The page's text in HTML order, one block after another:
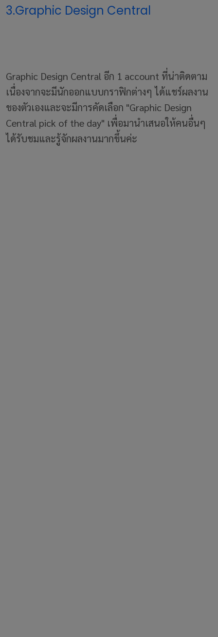
3.Graphic Design Central
Graphic Design Central อีก 1 account ที่น่าติดตาม
เนื่องจากจะมีนักออกแบบกราฟิกต่างๆ ได้แชร์ผลงาน
ของตัวเองและจะมีการคัดเลือก "Graphic Design
Central pick of the day" เพื่อมานำเสนอให้คนอื่นๆ
ได้รับชมและรู้จักผลงานมากขึ้นค่ะ